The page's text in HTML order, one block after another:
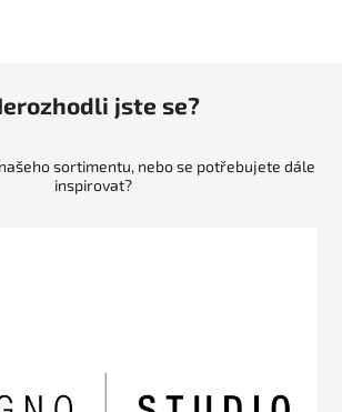
jste se?
sortimentu, nebo se potřebujete dále
inspirovat?